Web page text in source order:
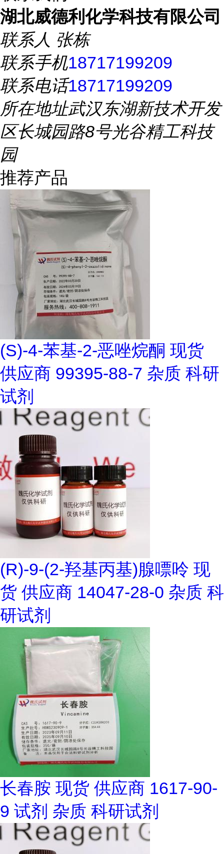
湖北威德利化学科技有限公司
联系人 张栋
联系手机18717199209
联系电话18717199209
所在地址武汉东湖新技术开发
区长城园路8号光谷精工科技
园
推荐产品
(S)-4-苯基-2-恶唑烷酮 现货
供应商 99395-88-7 杂质 科研
试剂
(R)-9-(2-羟基丙基)腺嘌呤 现
货 供应商 14047-28-0 杂质 科
研试剂
长春胺 现货 供应商 1617-90-
9 试剂 杂质 科研试剂